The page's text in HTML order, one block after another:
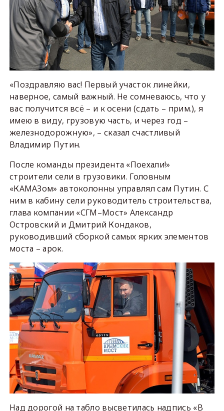
«Поздравляю вас! Первый участок линейки,
наверное, самый важный. Не сомневаюсь, что у
вас получится всё – и к осени (сдать – прим.), я
имею в виду, грузовую часть, и через год –
железнодорожную», – сказал счастливый
Владимир Путин.
После команды президента «Поехали!»
строители сели в грузовики. Головным
«КАМАЗом» автоколонны управлял сам Путин. С
ним в кабину сели руководитель строительства,
глава компании «СГМ–Мост» Александр
Островский и Дмитрий Кондаков,
руководивший сборкой самых ярких элементов
моста – арок.
Над дорогой на табло высветилась надпись «В